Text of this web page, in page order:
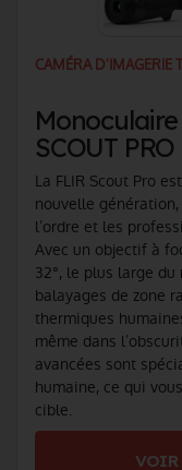
CAMÉRA D'IMAGERIE
SCOUT PRO
La FLIR Scout Pro
nouvelle
l’ordre et les
Avec un objectif à
32°, le plus large
balayages de zone
thermiques
même dans
avancées sont
humaine, ce qui
cible.
VOIR